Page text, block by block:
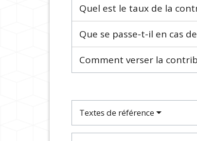
Quel est le taux de la
Que se passe-t-il en cas
Comment verser la
Textes de référence